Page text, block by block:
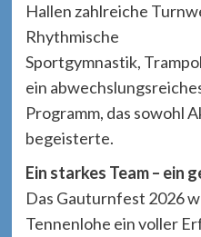
Hallen zahlreiche
Rhythmische
Sportgymnastik,
ein
Programm, das sowohl
begeisterte.
Ein starkes Team – ein
Das Gauturnfest 2026
Tennenlohe ein voller